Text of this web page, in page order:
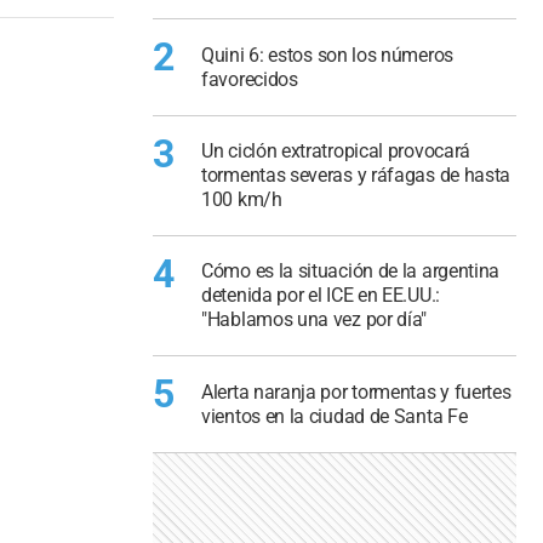
2
Quini 6: estos son los números
favorecidos
3
Un ciclón extratropical provocará
tormentas severas y ráfagas de hasta
100 km/h
4
Cómo es la situación de la argentina
detenida por el ICE en EE.UU.:
"Hablamos una vez por día"
5
Alerta naranja por tormentas y fuertes
vientos en la ciudad de Santa Fe